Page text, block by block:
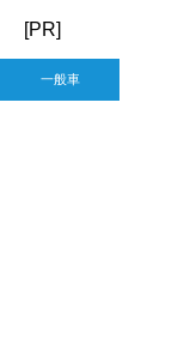
[PR]
一般車